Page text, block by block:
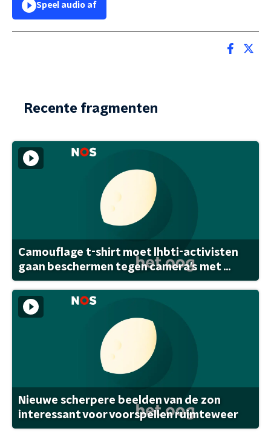
Speel audio af
Recente fragmenten
Camouflage t-shirt moet lhbti-activisten
gaan beschermen tegen camera's met ...
Nieuwe scherpere beelden van de zon
interessant voor voorspellen ruimteweer